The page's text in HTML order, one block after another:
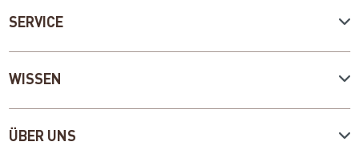
SERVICE
WISSEN
ÜBER UNS